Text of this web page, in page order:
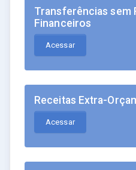
Transferências sem
Financeiros
Acessar
Receitas Extra-
Acessar